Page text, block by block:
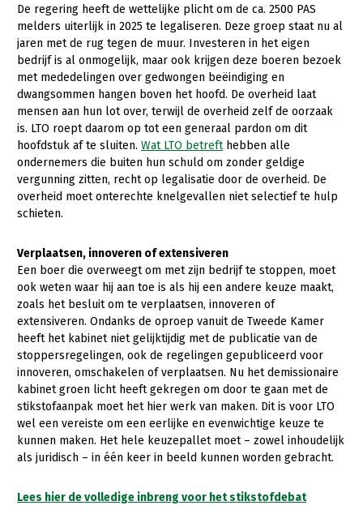
Paardenhouderij
Pluimveehouderij
Schapenhouderij
Varkenshouderij
Vleesveehouderij
Akkerbouw
Biologische Landbouw
Bomen, vaste planten en zomerbloemen
Fruitteelt
Glastuinbouw
Paddenstoelen
Vollegrondsgroente
Multifunctionele landbouw
Multifunctioneel
Onderwerpen
Nieuws
Nieuwsabonnement
Webinars
Over LTO
LTO Nederland
Mensen
Bestuur en Directie
Vakgroepbestuurders
Jaarverslag 2023
Pers
De regering heeft de wettelijke plicht om de ca. 2500 PAS
melders uiterlijk in 2025 te legaliseren. Deze groep staat nu al
jaren met de rug tegen de muur. Investeren in het eigen
bedrijf is al onmogelijk, maar ook krijgen deze boeren bezoek
met mededelingen over gedwongen beëindiging en
dwangsommen hangen boven het hoofd. De overheid laat
mensen aan hun lot over, terwijl de overheid zelf de oorzaak
is. LTO roept daarom op tot een generaal pardon om dit
hoofdstuk af te sluiten. Wat LTO betrefthebben alle
ondernemers die buiten hun schuld om zonder geldige
vergunning zitten, recht op legalisatie door de overheid. De
overheid moet onterechte knelgevallen niet selectief te hulp
schieten.
Verplaatsen, innoveren of extensiveren
Een boer die overweegt om met zijn bedrijf te stoppen, moet
ook weten waar hij aan toe is als hij een andere keuze maakt,
zoals het besluit om te verplaatsen, innoveren of
extensiveren. Ondanks de oproep vanuit de Tweede Kamer
heeft het kabinet niet gelijktijdig met de publicatie van de
stoppersregelingen, ook de regelingen gepubliceerd voor
innoveren, omschakelen of verplaatsen. Nu het demissionaire
kabinet groen licht heeft gekregen om door te gaan met de
stikstofaanpak moet het hier werk van maken. Dit is voor LTO
wel een vereiste om een eerlijke en evenwichtige keuze te
kunnen maken. Het hele keuzepallet moet – zowel inhoudelijk
als juridisch – in één keer in beeld kunnen worden gebracht.
Lees hier de volledige inbreng voor het stikstofdebat